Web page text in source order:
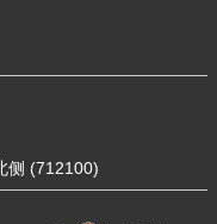
侧 (712100)